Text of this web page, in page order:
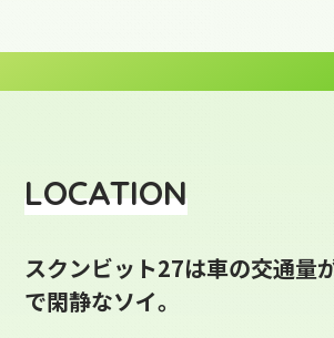
LOCATION
スクンビット27は車の交通量
で閑静なソイ。